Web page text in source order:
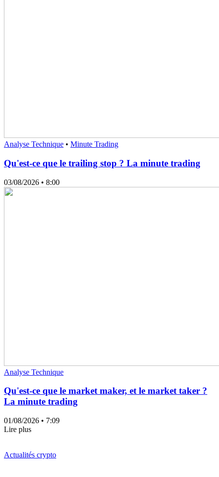
Analyse Technique • Minute Trading
Qu'est-ce que le trailing stop ? La minute trading
03/08/2026 • 8:00
Analyse Technique
Qu'est-ce que le market maker, et le market taker ?
La minute trading
01/08/2026 • 7:09
Lire plus
Actualités crypto